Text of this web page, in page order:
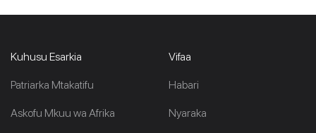
Kuhusu Esarkia
Patriarka Mtakatifu
Askofu Mkuu wa Afrika
Vifaa
Habari
Nyaraka